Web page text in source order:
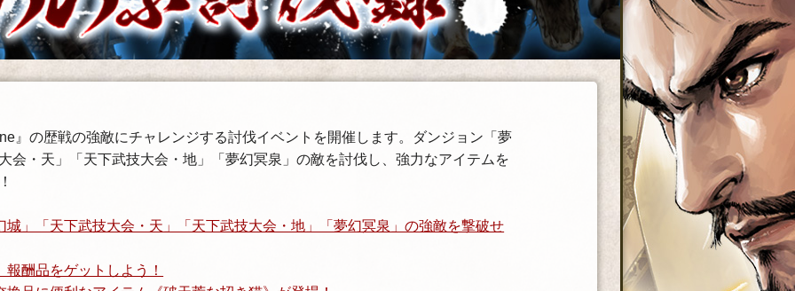
』の歴戦の強敵にチャレンジする討伐イベントを開催します。ダンジョン「夢
会・天」「天下武技大会・地」「夢幻冥泉」の敵を討伐し、強力なアイテムを
城」「天下武技大会・天」「天下武技大会・地」「夢幻冥泉」の強敵を撃破せ
酬品をゲットしよう！